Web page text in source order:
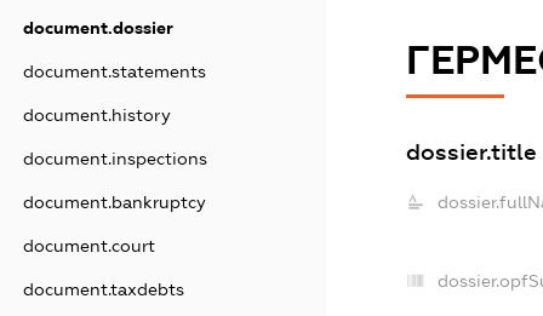
document.dossier
document.statements
document.history
document.inspections
document.bankruptcy
document.court
document.taxdebts
dossier.title